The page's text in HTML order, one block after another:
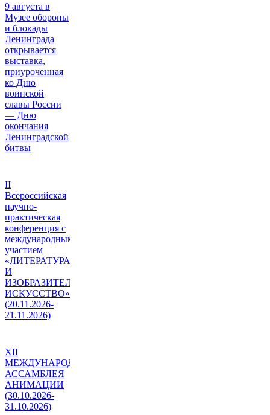
9 августа в
Музее обороны
и блокады
Ленинграда
открывается
выставка,
приуроченная
ко Дню
воинской
славы России
— Дню
окончания
Ленинградской
битвы
II
Всероссийская
научно-
практическая
конференция с
международным
участием
«ЛИТЕРАТУРА
И
ИЗОБРАЗИТЕЛЬНОЕ
ИСКУССТВО»
(20.11.2026-
21.11.2026)
XII
МЕЖДУНАРОДНАЯ
АССАМБЛЕЯ
АНИМАЦИИ
(30.10.2026-
31.10.2026)